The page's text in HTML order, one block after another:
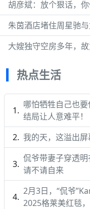
胡彦斌：放个狠话，
朱茵酒店堵住周星驰
大嫂独守空房多年，
热点生活
哪怕牺牲自己也
结局让人意难平！
我的天，这溢出屏
侃爷带妻子穿透
请不请自来
2月3日，“侃爷
2025格莱美红毯